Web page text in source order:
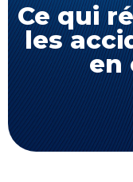
Ce qui
les
en